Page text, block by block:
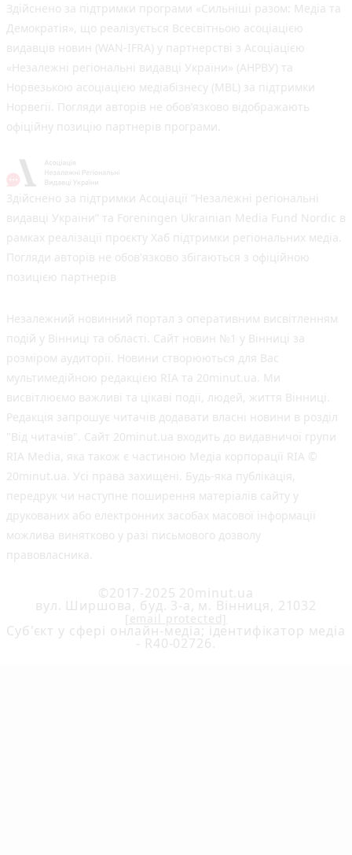
Здійснено за підтримки програми «Сильніші разом: Медіа та
Демократія», що реалізується Всесвітньою асоціацією
видавців новин (WAN-IFRA) у партнерстві з Асоціацією
«Незалежні регіональні видавці України» (АНРВУ) та
Норвезькою асоціацією медіабізнесу (MBL) за підтримки
Норвегії. Погляди авторів не обов’язково відображають
офіційну позицію партнерів програми.
Здійснено за підтримки Асоціації “Незалежні регіональні
видавці України” та Foreningen Ukrainian Media Fund Nordic в
рамках реалізації проєкту Хаб підтримки регіональних медіа.
Погляди авторів не обов'язково збігаються з офіційною
позицією партнерів
Незалежний новинний портал з оперативним висвітленням
подій у Вінниці та області. Сайт новин №1 у Вінниці за
розміром аудиторії. Новини створюються для Вас
мультимедійною редакцією RIA та 20minut.ua. Ми
висвітлюємо важливі та цікаві події, людей, життя Вінниці.
Редакція запрошує читачів додавати власні новини в розділ
"Від читачів". Сайт 20minut.ua входить до видавничої групи
RIA Media, яка також є частиною Медіа корпорації RIA ©
20minut.ua. Усі права захищені. Будь-яка публiкацiя,
передрук чи наступне поширення матеріалів сайту у
друкованих або електронних засобах масової інформації
можлива винятково у разі письмового дозволу
правовласника.
©2017-2025 20minut.ua
вул. Ширшова, буд. 3-а, м. Вінниця, 21032
[email protected]
Cуб'єкт у сфері онлайн-медіа; ідентифікатор медіа
- R40-02726.